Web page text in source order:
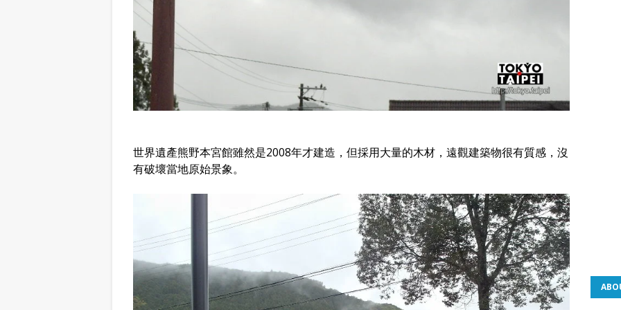
世界遺產熊野本宮館雖然是2008年才建造，但採用大量的木材，遠觀建築物很有質感，沒
有破壞當地原始景象。